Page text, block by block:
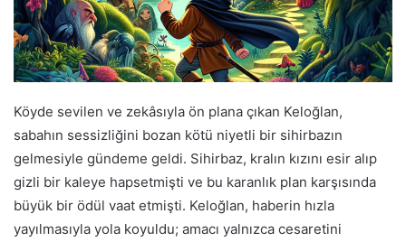
Köyde sevilen ve zekâsıyla ön plana çıkan Keloğlan,
sabahın sessizliğini bozan kötü niyetli bir sihirbazın
gelmesiyle gündeme geldi. Sihirbaz, kralın kızını esir alıp
gizli bir kaleye hapsetmişti ve bu karanlık plan karşısında
büyük bir ödül vaat etmişti. Keloğlan, haberin hızla
yayılmasıyla yola koyuldu; amacı yalnızca cesaretini